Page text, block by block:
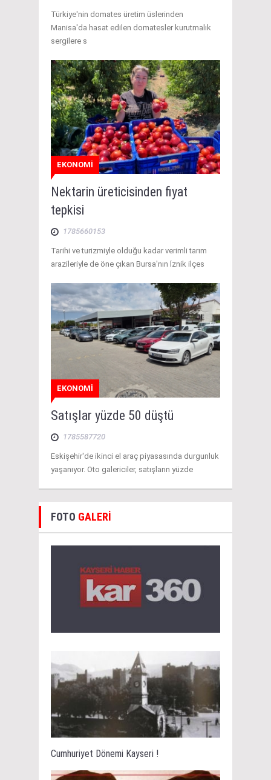
Türkiye'nin domates üretim üslerinden
Manisa'da hasat edilen domatesler kurutmalık
sergilere s
EKONOMİ
Nektarin üreticisinden fiyat
tepkisi
1785660153
Tarihi ve turizmiyle olduğu kadar verimli tarım
arazileriyle de öne çıkan Bursa'nın İznik ilçes
EKONOMİ
Satışlar yüzde 50 düştü
1785587720
Eskişehir'de ikinci el araç piyasasında durgunluk
yaşanıyor. Oto galericiler, satışların yüzde
FOTO GALERİ
Cumhuriyet Dönemi Kayseri !